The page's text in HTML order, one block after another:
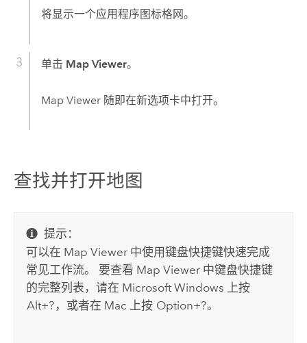
将显示一个应用程序图标格网。
单击 Map Viewer。
Map Viewer随即在新选项卡中打开。
查找并打开地图
提示：
可以在 Map Viewer 中使用键盘快捷键快速完成
常见工作流。 要查看 Map Viewer 中键盘快捷键
的完整列表，请在 Microsoft Windows 上按
Alt+? ，或者在 Mac 上按 Option+?。